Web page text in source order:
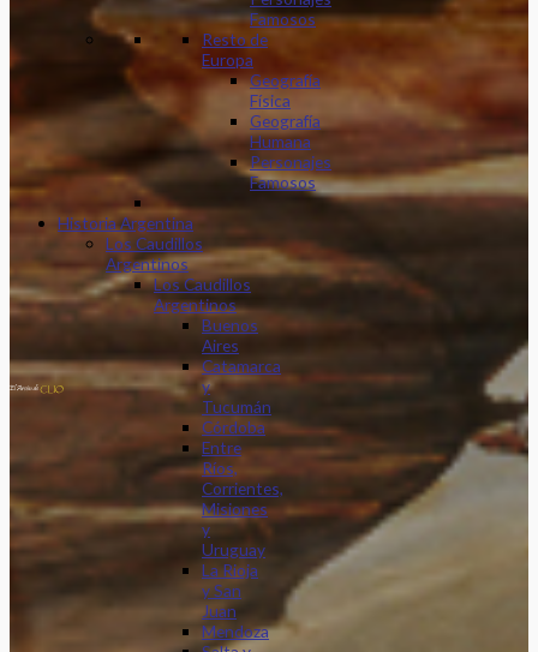
Famosos
Resto de
Europa
Geografía
Física
Geografía
Humana
Personajes
Famosos
Historia Argentina
Los Caudillos
Argentinos
Los Caudillos
Argentinos
Buenos
Aires
Catamarca
y
Tucumán
Córdoba
Entre
Ríos,
Corrientes,
Misiones
y
Uruguay
La Rioja
y San
Juan
Mendoza